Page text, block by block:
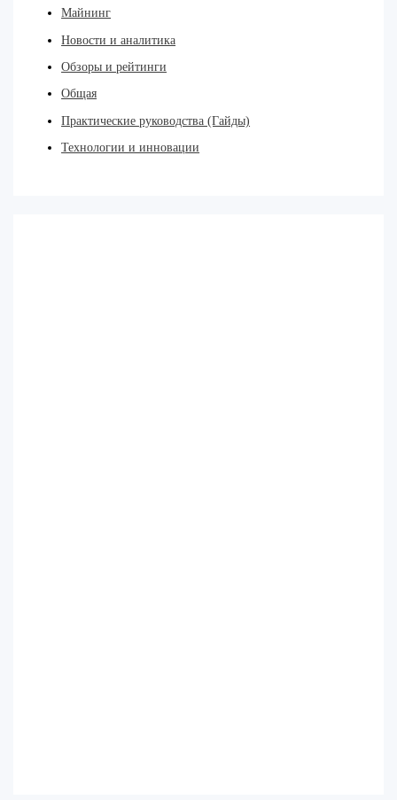
Майнинг
Новости и аналитика
Обзоры и рейтинги
Общая
Практические руководства (Гайды)
Технологии и инновации